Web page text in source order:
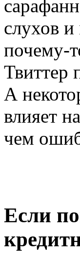
слухов
почему-
Твиттер
А
влияет
чем
Если